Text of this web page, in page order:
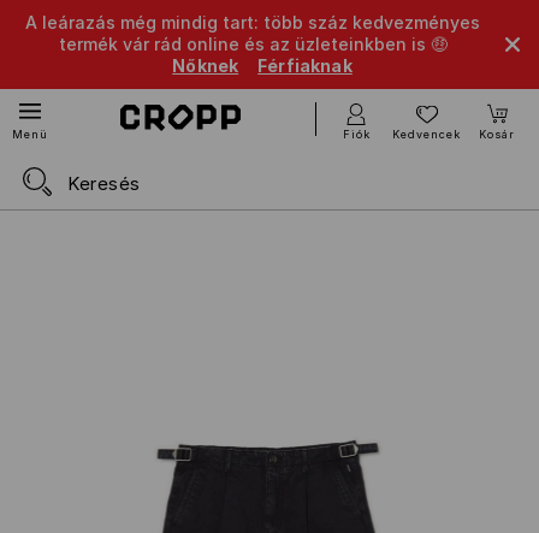
A leárazás még mindig tart: több száz kedvezményes
termék vár rád online és az üzleteinkben is 🤑
Nőknek
Férfiaknak
Menü Fiók Kedvencek Kosár